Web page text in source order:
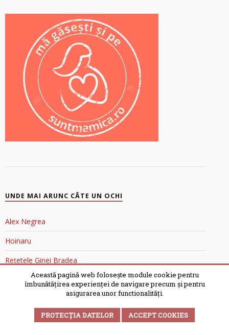
UNDE MAI ARUNC CÂTE UN OCHI
Alex Negrea
Hoinaru
Rețetele Ginei Bradea
MĂMICI MIŞTO
Această pagină web folosește module cookie pentru
îmbunătățirea experienței de navigare precum și pentru
asigurarea unor functionalități.
PROTECȚIA DATELOR ACCEPT COOKIES